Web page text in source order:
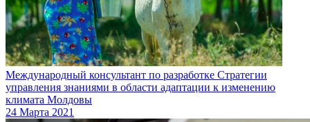
Международный консультант по разработке Стратегии
управления знаниями в области адаптации к изменению
климата Молдовы
24 Марта 2021